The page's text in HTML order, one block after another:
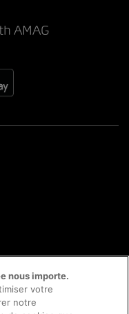
AMAG
SA
nous importe.
votre
notre